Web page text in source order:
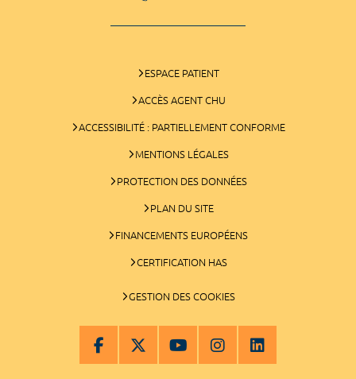
ESPACE PATIENT
ACCÈS AGENT CHU
ACCESSIBILITÉ : PARTIELLEMENT CONFORME
MENTIONS LÉGALES
PROTECTION DES DONNÉES
PLAN DU SITE
FINANCEMENTS EUROPÉENS
CERTIFICATION HAS
GESTION DES COOKIES